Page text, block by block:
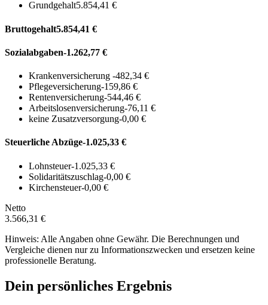
Grundgehalt5.854,41 €
Bruttogehalt5.854,41 €
Sozialabgaben-1.262,77 €
Krankenversicherung -482,34 €
Pflegeversicherung-159,86 €
Rentenversicherung-544,46 €
Arbeitslosenversicherung-76,11 €
keine Zusatzversorgung-0,00 €
Steuerliche Abzüge-1.025,33 €
Lohnsteuer-1.025,33 €
Solidaritätszuschlag-0,00 €
Kirchensteuer-0,00 €
Netto
3.566,31 €
Hinweis: Alle Angaben ohne Gewähr. Die Berechnungen und
Vergleiche dienen nur zu Informationszwecken und ersetzen keine
professionelle Beratung.
Dein persönliches Ergebnis